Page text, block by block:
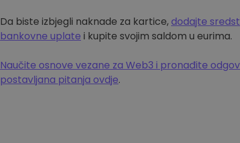
Da biste izbjegli naknade za kartice,dodajte
bankovne uplate i kupite svojim saldom u eurima.
Naučite osnove vezane za Web3 i pronađite
postavljana pitanja ovdje.